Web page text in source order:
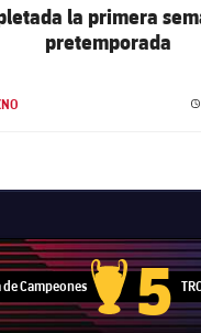
la primera
pretemporada
de Campeones
Trofeo de la
5